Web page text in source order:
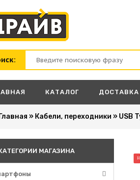
КАТАЛОГ
Главная » Кабели, переходники » USB
МАГАЗИНА